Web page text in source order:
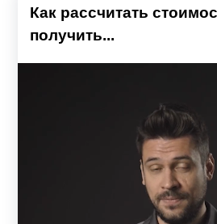
Как рассчитать
получить...